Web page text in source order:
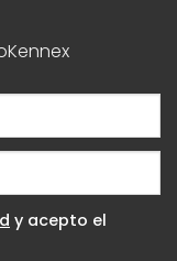
y acepto el